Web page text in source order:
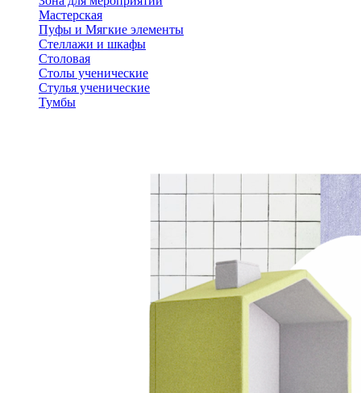
Мастерская
Пуфы и Мягкие элементы
Стеллажи и шкафы
Столовая
Столы ученические
Стулья ученические
Тумбы